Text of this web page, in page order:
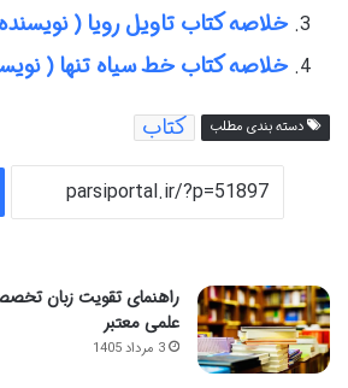
خلاصه کتاب تاویل رویا (
خلاصه کتاب خط سیاه تنها (
دسته بندی مطلب کتاب
راهنمای تقویت زبان
علمی معتبر
3 مرداد 1405